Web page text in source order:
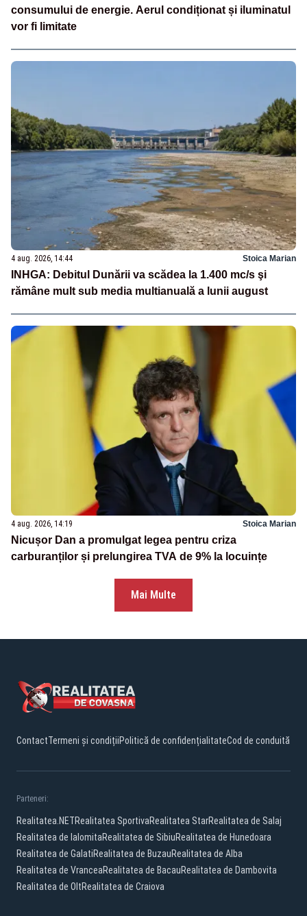
consumului de energie. Aerul condiționat și iluminatul
vor fi limitate
4 aug. 2026, 14:44 Stoica Marian
INHGA: Debitul Dunării va scădea la 1.400 mc/s şi
rămâne mult sub media multianuală a lunii august
4 aug. 2026, 14:19 Stoica Marian
Nicușor Dan a promulgat legea pentru criza
carburanților și prelungirea TVA de 9% la locuințe
Mai Multe
ContactTermeni și condițiiPolitică de confidențialitateCod de conduită
Parteneri:
Realitatea.NETRealitatea SportivaRealitatea StarRealitatea de Salaj
Realitatea de IalomitaRealitatea de SibiuRealitatea de Hunedoara
Realitatea de GalatiRealitatea de BuzauRealitatea de Alba
Realitatea de VranceaRealitatea de BacauRealitatea de Dambovita
Realitatea de OltRealitatea de Craiova